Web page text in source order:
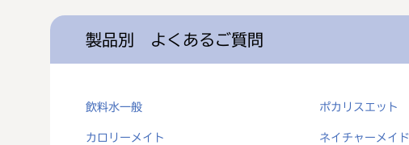
製品別 よくあるご質問
飲料水一般 ポカリスエット
カロリーメイト ネイチャーメイド